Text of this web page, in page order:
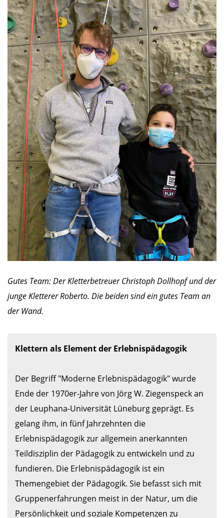
Gutes Team: Der Kletterbetreuer Christoph Dollhopf und der
junge Kletterer Roberto. Die beiden sind ein gutes Team an
der Wand.
Der Begriff "Moderne Erlebnispädagogik" wurde
Ende der 1970er-Jahre von Jörg W. Ziegenspeck an
der Leuphana-Universität Lüneburg geprägt. Es
gelang ihm, in fünf Jahrzehnten die
Erlebnispädagogik zur allgemein anerkannten
Teildisziplin der Pädagogik zu entwickeln und zu
fundieren. Die Erlebnispädagogik ist ein
Themengebiet der Pädagogik. Sie befasst sich mit
Gruppenerfahrungen meist in der Natur, um die
Persönlichkeit und soziale Kompetenzen zu